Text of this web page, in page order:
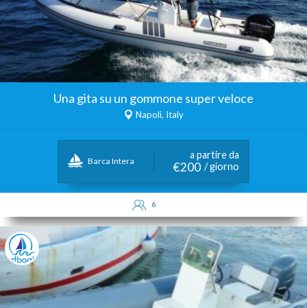
Una gita su un gommone super veloce
Napoli, Italy
Barca Intera
a partire da
€200 / giorno
6